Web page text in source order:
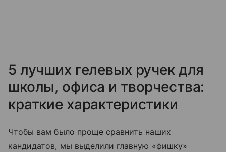
5 лучших гелевых ручек для
школы, офиса и творчества:
краткие характеристики
Чтобы вам было проще сравнить наших
кандидатов, мы выделили главную «фишку»